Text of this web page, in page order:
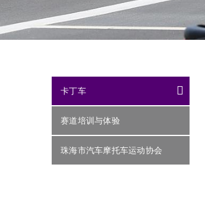
卡丁车
赛道培训与体验
珠海市汽车摩托车运动协会